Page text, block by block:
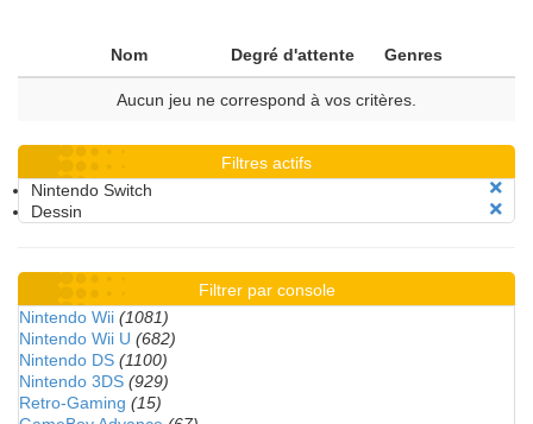
Nom Degré d'attente Genres
Aucun jeu ne correspond à vos critères.
Filtres actifs
Nintendo Switch
Dessin
Filtrer par console
Nintendo Wii (1081)
Nintendo Wii U (682)
Nintendo DS (1100)
Nintendo 3DS (929)
Retro-Gaming (15)